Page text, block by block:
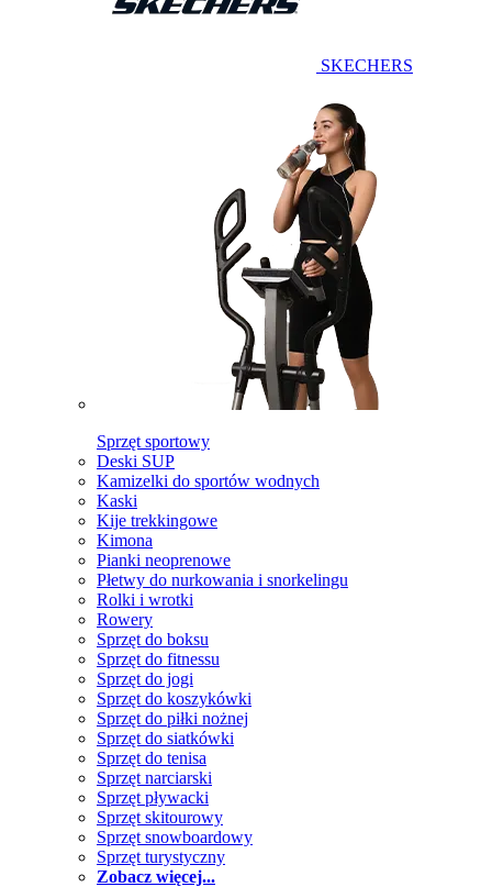
SKECHERS
Sprzęt sportowy
Deski SUP
Kamizelki do sportów wodnych
Kaski
Kije trekkingowe
Kimona
Pianki neoprenowe
Płetwy do nurkowania i snorkelingu
Rolki i wrotki
Rowery
Sprzęt do boksu
Sprzęt do fitnessu
Sprzęt do jogi
Sprzęt do koszykówki
Sprzęt do piłki nożnej
Sprzęt do siatkówki
Sprzęt do tenisa
Sprzęt narciarski
Sprzęt pływacki
Sprzęt skitourowy
Sprzęt snowboardowy
Sprzęt turystyczny
Zobacz więcej...